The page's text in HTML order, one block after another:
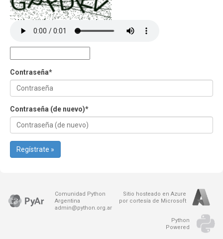
Contraseña*
Contraseña (de nuevo)*
Regístrate »
Comunidad Python
Argentina
admin@python.org.ar
Sitio hosteado en Azure
por cortesía de Microsoft
Python
Powered